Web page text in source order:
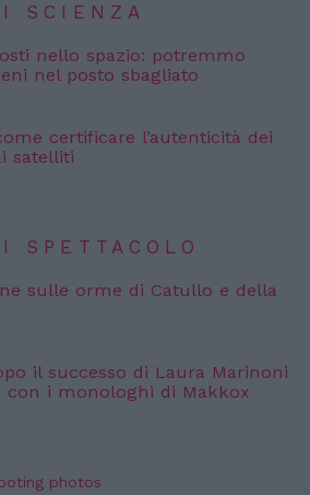
SCIENZA
nello spazio: potremmo
nel posto sbagliato
certificare l’autenticità dei
satelliti
SPETTACOLO
sulle orme di Catullo e della
il successo di Laura Marinoni
con i monologhi di Makkox
photos